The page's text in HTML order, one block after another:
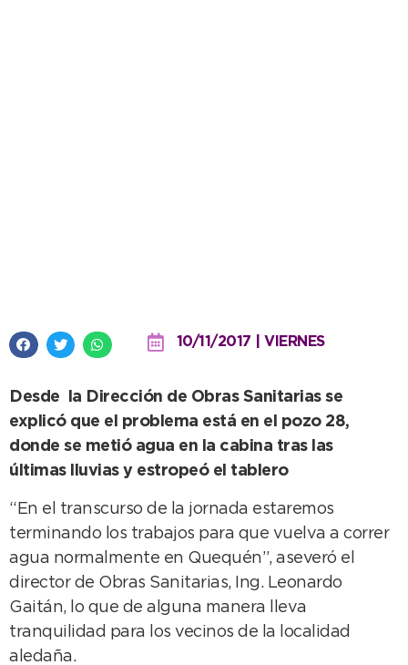
10/11/2017 | VIERNES
Desde la Dirección de Obras Sanitarias se
explicó que el problema está en el pozo 28,
donde se metió agua en la cabina tras las
últimas lluvias y estropeó el tablero
“En el transcurso de la jornada estaremos
terminando los trabajos para que vuelva a correr
agua normalmente en Quequén”, aseveró el
director de Obras Sanitarias, Ing. Leonardo
Gaitán, lo que de alguna manera lleva
tranquilidad para los vecinos de la localidad
aledaña.